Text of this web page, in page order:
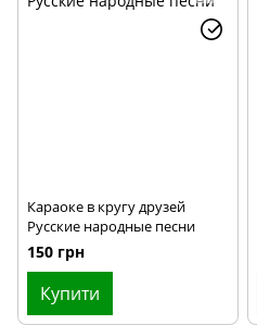
Караоке в кругу друзей
Русские народные песни
150 грн
Купити